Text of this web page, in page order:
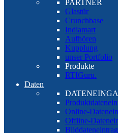
PARTNER
Glastür
Crunchbase
Indiamart
Aufhören
Kupplung
unser Portfolio
Produkte
RTIGuru.
Daten
Online-
Offline-